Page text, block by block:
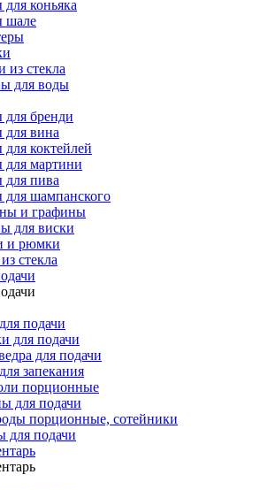
коньяка
шале
из стекла
для воды
для бренди
для вина
коктейлей
для мартини
для пива
для шампанского
и графины
для виски
и рюмки
стекла
подачи
для подачи
для подачи
запекания
порционные
для подачи
порционные, сотейники
для подачи